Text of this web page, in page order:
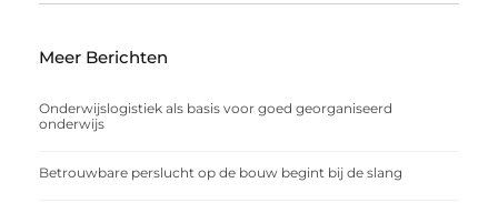
Meer Berichten
Onderwijslogistiek als basis voor goed georganiseerd
onderwijs
Betrouwbare perslucht op de bouw begint bij de slang